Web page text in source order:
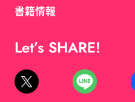
書籍情報
Let’s SHARE!